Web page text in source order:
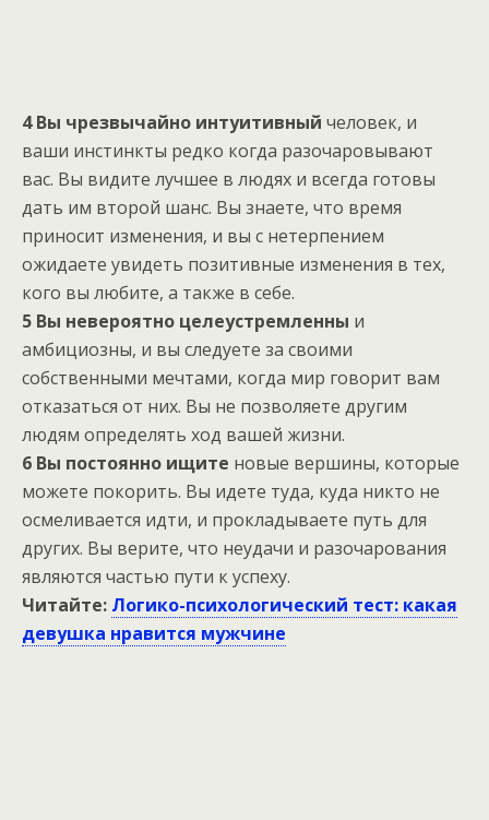
4 Вы чрезвычайно интуитивный человек, и
ваши инстинкты редко когда разочаровывают
вас. Вы видите лучшее в людях и всегда готовы
дать им второй шанс. Вы знаете, что время
приносит изменения, и вы с нетерпением
ожидаете увидеть позитивные изменения в тех,
кого вы любите, а также в себе.
5 Вы невероятно целеустремленны и
амбициозны, и вы следуете за своими
собственными мечтами, когда мир говорит вам
отказаться от них. Вы не позволяете другим
людям определять ход вашей жизни.
6 Вы постоянно ищите новые вершины, которые
можете покорить. Вы идете туда, куда никто не
осмеливается идти, и прокладываете путь для
других. Вы верите, что неудачи и разочарования
являются частью пути к успеху.
Читайте: Логико-психологический тест: какая
девушка нравится мужчине